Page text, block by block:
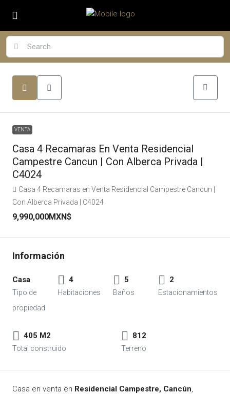
VENTA
Casa 4 Recamaras En Venta Residencial
Campestre Cancun | Con Alberca Privada |
C4024
Casa 4 Recamaras en Venta Residencial Campestre Cancun |
Con Alberca Privada | C4024
9,990,000MXN$
Casa 4 5 2
405 M2 812
Casa en venta en Residencial Campestre, Cancún,